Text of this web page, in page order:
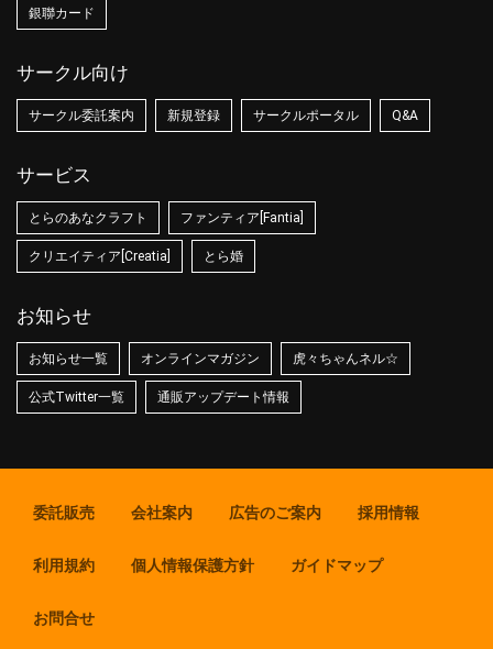
銀聯カード
サークル向け
サークル委託案内 新規登録 サークルポータル Q&A
サービス
とらのあなクラフト ファンティア[Fantia]
クリエイティア[Creatia] とら婚
お知らせ
お知らせ一覧 オンラインマガジン 虎々ちゃんネル☆
公式Twitter一覧 通販アップデート情報
委託販売 会社案内 広告のご案内 採用情報
利用規約 個人情報保護方針 ガイドマップ
お問合せ